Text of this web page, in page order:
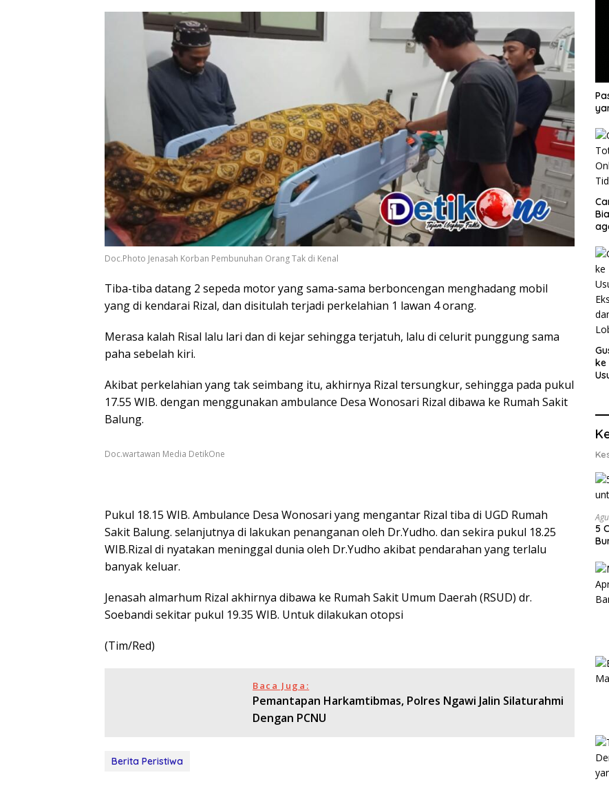
Doc.Photo Jenasah Korban Pembunuhan Orang Tak di Kenal
Tiba-tiba datang 2 sepeda motor yang sama-sama berboncengan menghadang mobil
yang di kendarai Rizal, dan disitulah terjadi perkelahian 1 lawan 4 orang.
Merasa kalah Risal lalu lari dan di kejar sehingga terjatuh, lalu di celurit punggung sama
paha sebelah kiri.
Akibat perkelahian yang tak seimbang itu, akhirnya Rizal tersungkur, sehingga pada pukul
17.55 WIB. dengan menggunakan ambulance Desa Wonosari Rizal dibawa ke Rumah Sakit
Balung.
Doc.wartawan Media DetikOne
Pukul 18.15 WIB. Ambulance Desa Wonosari yang mengantar Rizal tiba di UGD Rumah
Sakit Balung. selanjutnya di lakukan penanganan oleh Dr.Yudho. dan sekira pukul 18.25
WIB.Rizal di nyatakan meninggal dunia oleh Dr.Yudho akibat pendarahan yang terlalu
banyak keluar.
Jenasah almarhum Rizal akhirnya dibawa ke Rumah Sakit Umum Daerah (RSUD) dr.
Soebandi sekitar pukul 19.35 WIB. Untuk dilakukan otopsi
(Tim/Red)
Baca Juga:
Pemantapan Harkamtibmas, Polres Ngawi Jalin Silaturahmi
Dengan PCNU
Berita Peristiwa
ke
5